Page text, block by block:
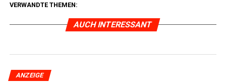
VERWANDTE THEMEN:
AUCH INTERESSANT
ANZEIGE